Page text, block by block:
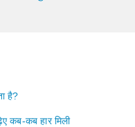
है?
कब-कब हार मिली